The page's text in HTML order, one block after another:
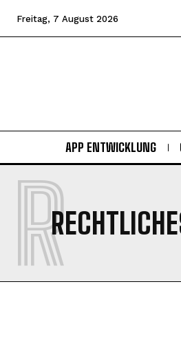
Freitag, 7 August 2026
APP ENTWICKLUNG
R